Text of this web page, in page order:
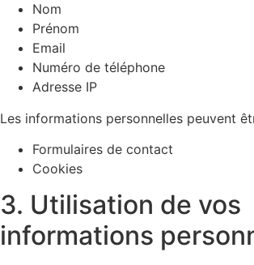
Nom
Prénom
Email
Numéro de téléphone
Adresse IP
Les informations personnelles peuvent
Formulaires de contact
Cookies
3. Utilisation de vos
informations